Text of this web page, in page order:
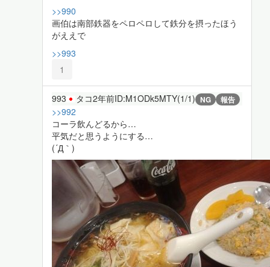
>>990
画伯は南部鉄器をペロペロして鉄分を摂ったほう
がええで
>>993
1
993 タコ2年前ID:M1ODk5MTY(1/1) NG 報告
>>992
コーラ飲んどるから…
平気だと思うようにする…
(´Д｀)